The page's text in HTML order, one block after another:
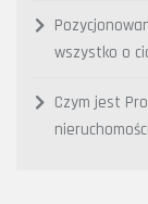
wszystko o
Czym jest